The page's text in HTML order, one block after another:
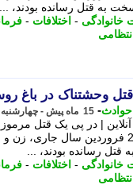
به قتل رسانده بودند، ...
خانوادگی - اختلافات -
قتل وحشتناک در باغ
حوادث- 15 ماه پیش - چهارشنبه 24 اردیبهشت 1404، 21:37
آنلاین | در پی یک قتل
رسانده بودند، ...
خانوادگی - اختلافات -